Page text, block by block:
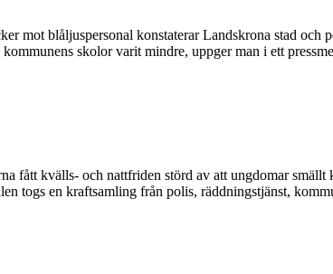
mot blåljuspersonal konstaterar Landskrona stad och
skolor varit mindre, uppger man i ett
fått kvälls- och nattfriden störd av att ungdomar
togs en kraftsamling från polis, räddningstjänst,